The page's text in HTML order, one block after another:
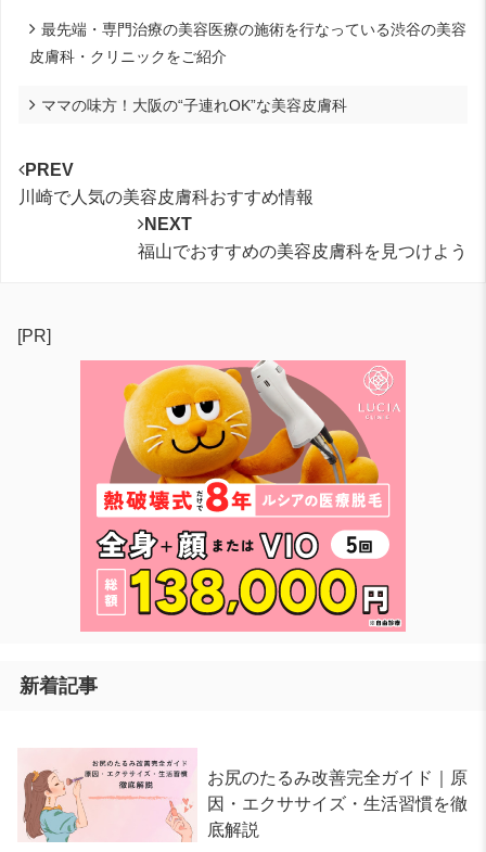
最先端・専門治療の美容医療の施術を行なっている渋谷の美容
皮膚科・クリニックをご紹介
ママの味方！大阪の“子連れOK”な美容皮膚科
PREV
川崎で人気の美容皮膚科おすすめ情報
NEXT
福山でおすすめの美容皮膚科を見つけよう
[PR]
新着記事
お尻のたるみ改善完全ガイド｜原
因・エクササイズ・生活習慣を徹
底解説